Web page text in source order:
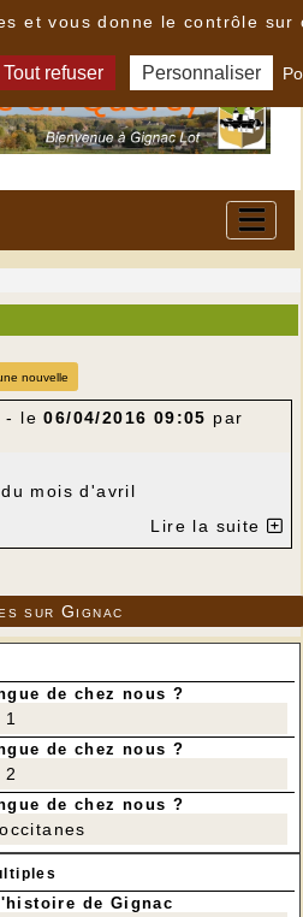
nouvelle
- le06/04/2016 09:05 par
mois d'avril
Lire la suite
sur Gignac
de chez nous ?
de chez nous ?
2
de chez nous ?
de Gignac
et vous donne le contrôle sur
Tout refuser Personnaliser